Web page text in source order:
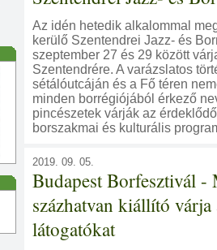
Az idén hetedik alkalommal
kerülő Szentendrei Jazz- és
szeptember 27 és 29 között
Szentendrére. A varázslatos
sétálóutcáján és a Fő téren
minden borrégiójából érkező
pincészetek várják az
borszakmai és kulturális
2019. 09. 05.
Budapest Borfesztivál -
százhatvan kiállító várja
látogatókat